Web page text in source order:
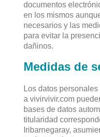
documentos
en los mismos
necesarios y las
para evitar la
dañinos.
Medidas de
Los datos
a vivirvivir.com
bases de datos
titularidad
Iribarnegaray,